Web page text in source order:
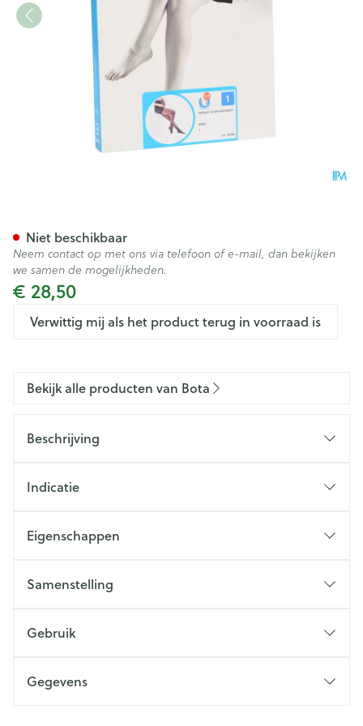
€ 28,50
Verwittig mij als het product terug in voorraad is
Niet beschikbaar
Neem contact op met ons via telefoon of e-mail, dan bekijken
we samen de mogelijkheden.
Bekijk alle producten van Bota
Beschrijving
Indicatie
Eigenschappen
Samenstelling
Gebruik
Gegevens